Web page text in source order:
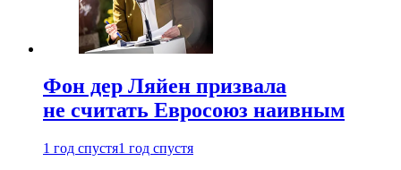
Фон дер Ляйен призвала
не считать Евросоюз наивным
1 год спустя1 год спустя